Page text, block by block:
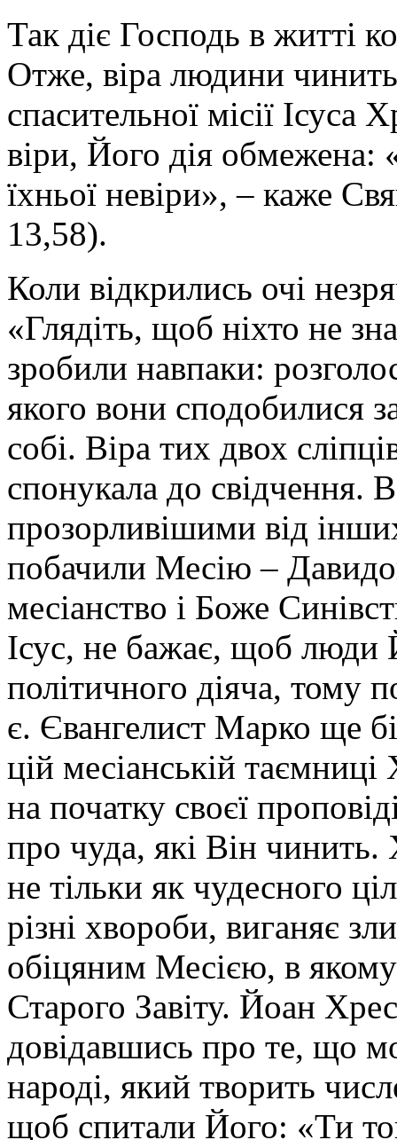
Так діє Господь в житті
Отже, віра людини
спасительної місії Ісуса
віри, Його дія обмежена:
їхньої невіри», – каже
13,58).
Коли відкрились очі
«Глядіть, щоб ніхто не
зробили навпаки:
якого вони сподобилися
собі. Віра тих двох
спонукала до свідчення.
прозорливішими від
побачили Месію –
месіанство і Боже
Ісус, не бажає, щоб люди
політичного діяча, тому
є. Євангелист Марко ще
цій месіанській
на початку своєї
про чуда, які Він
не тільки як чудесного
різні хвороби, виганяє
обіцяним Месією, в
Старого Завіту. Йоан
довідавшись про те, що
народі, який творить
щоб спитали Його: «Ти